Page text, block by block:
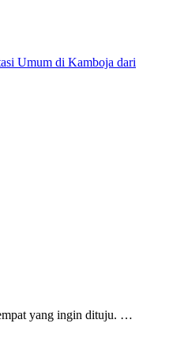
Umum di Kamboja dari
yang ingin dituju. …